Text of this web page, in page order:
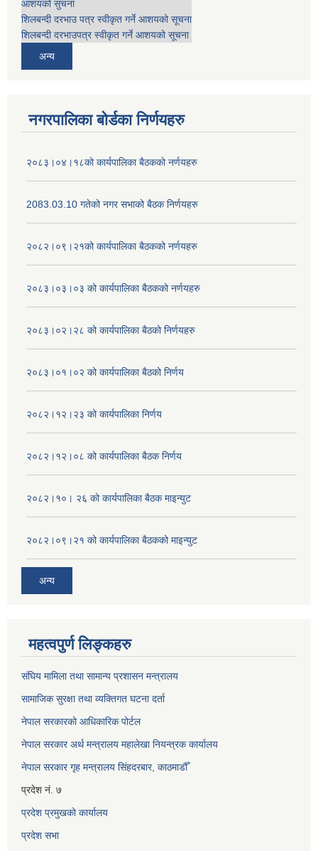
आशयको सुचना
शिलबन्दी दरभाउ पत्र स्वीकृत गर्ने आशयको सूचना
शिलबन्दी दरभाउपत्र स्वीकृत गर्ने आशयको सूचना
अन्य
नगरपालिका बोर्डका निर्णयहरु
२०८३।०४।१८को कार्यपालिका बैठकको नर्णयहरु
2083.03.10 गतेको नगर सभाको बैठक निर्णयहरु
२०८२।०९।२१को कार्यपालिका बैठकको नर्णयहरु
२०८३।०३।०३ को कार्यपालिका बैठकको नर्णयहरु
२०८३।०२।२८ को कार्यपालिका बैठको निर्णयहरु
२०८३।०१।०२ को कार्यपालिका बैठको निर्णय
२०८२।१२।२३ को कार्यपालिका निर्णय
२०८२।१२।०८ को कार्यपालिका बैठक निर्णय
२०८२।१०। २६ को कार्यपालिका बैठक माइन्युट
२०८२।०९।२१ को कार्यपालिका बैठकको माइन्युट
अन्य
महत्वपुर्ण लिङ्कहरु
संघिय मामिला तथा सामान्य प्रशासन मन्त्रालय
सामाजिक सुरक्षा तथा व्यक्तिगत घटना दर्ता
नेपाल सरकारको आधिकारिक पोर्टल
नेपाल सरकार अर्थ मन्त्रालय महालेखा नियन्त्रक कार्यालय
नेपाल सरकार गृह मन्त्रालय सिंहदरबार, काठमाडौँ
प्रदेश नं. ७
प्रदेश प्रमुखको कार्यालय
प्रदेश सभा